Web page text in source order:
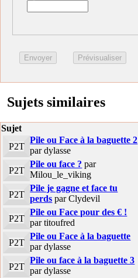
Sujets similaires
Sujet
P2T
Pile ou Face à la baguette 2
par dylasse
P2T
Pile ou face ? par
Milou_le_viking
P2T
Pile je gagne et face tu
perds par Clydevil
P2T
Pile ou Face pour des € !
par titoufred
P2T
Pile ou Face à la baguette
par dylasse
P2T
Pile ou face à la baguette 3
par dylasse